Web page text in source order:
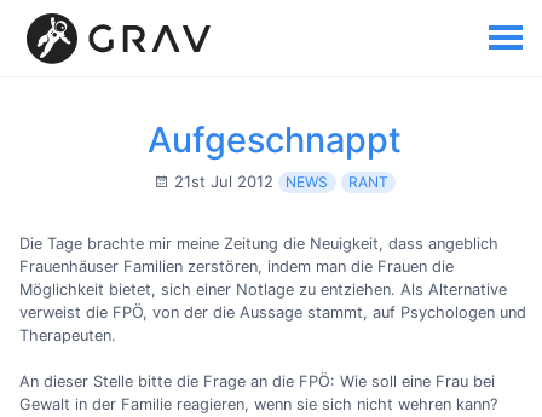
Aufgeschnappt
21st Jul 2012 NEWS RANT
Die Tage brachte mir meine Zeitung die Neuigkeit, dass angeblich
Frauenhäuser Familien zerstören, indem man die Frauen die
Möglichkeit bietet, sich einer Notlage zu entziehen. Als Alternative
verweist die FPÖ, von der die Aussage stammt, auf Psychologen und
Therapeuten.
An dieser Stelle bitte die Frage an die FPÖ: Wie soll eine Frau bei
Gewalt in der Familie reagieren, wenn sie sich nicht wehren kann?